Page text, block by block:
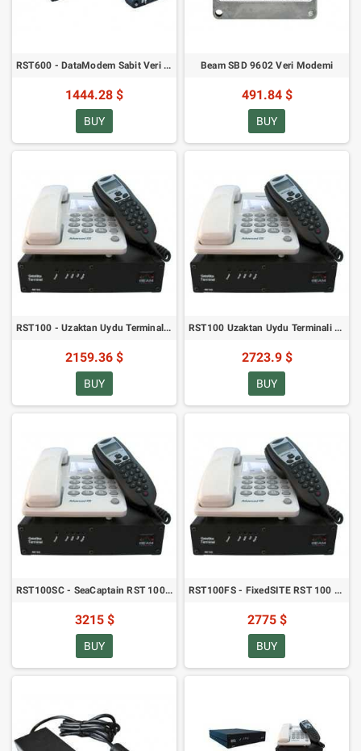
RST600 - DataModem Sabit Veri Modemi - RST997 DC-DC Dönüştürücü Dahil
1444.28 $
BUY
Beam SBD 9602 Veri Modemi
491.84 $
BUY
RST100 - Uzaktan Uydu Terminali RJ11/POTS Veri ve Ses (9522B Kullanarak)
2159.36 $
BUY
RST100 Uzaktan Uydu Terminali Başlangıç Paketi
2723.9 $
BUY
RST100SC - SeaCaptain RST 100 Kiti - Paketli Set (9522B Kullanarak)
3215 $
BUY
RST100FS - FixedSITE RST 100 Kiti - Paketlenmiş Paket (9522B Kullanarak)
2775 $
BUY